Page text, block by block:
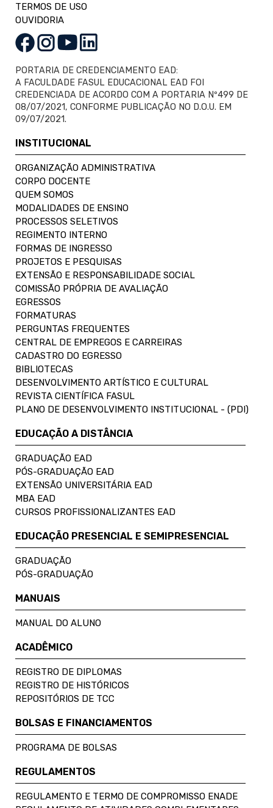
TERMOS DE USO
OUVIDORIA
PORTARIA DE CREDENCIAMENTO EAD:
A FACULDADE FASUL EDUCACIONAL EAD FOI
CREDENCIADA DE ACORDO COM A PORTARIA Nº499 DE
08/07/2021, CONFORME PUBLICAÇÃO NO D.O.U. EM
09/07/2021.
INSTITUCIONAL
ORGANIZAÇÃO ADMINISTRATIVA
CORPO DOCENTE
QUEM SOMOS
MODALIDADES DE ENSINO
PROCESSOS SELETIVOS
REGIMENTO INTERNO
FORMAS DE INGRESSO
PROJETOS E PESQUISAS
EXTENSÃO E RESPONSABILIDADE SOCIAL
COMISSÃO PRÓPRIA DE AVALIAÇÃO
EGRESSOS
FORMATURAS
PERGUNTAS FREQUENTES
CENTRAL DE EMPREGOS E CARREIRAS
CADASTRO DO EGRESSO
BIBLIOTECAS
DESENVOLVIMENTO ARTÍSTICO E CULTURAL
REVISTA CIENTÍFICA FASUL
PLANO DE DESENVOLVIMENTO INSTITUCIONAL - (PDI)
EDUCAÇÃO A DISTÂNCIA
GRADUAÇÃO EAD
PÓS-GRADUAÇÃO EAD
EXTENSÃO UNIVERSITÁRIA EAD
MBA EAD
CURSOS PROFISSIONALIZANTES EAD
EDUCAÇÃO PRESENCIAL E SEMIPRESENCIAL
GRADUAÇÃO
PÓS-GRADUAÇÃO
MANUAIS
MANUAL DO ALUNO
ACADÊMICO
REGISTRO DE DIPLOMAS
REGISTRO DE HISTÓRICOS
REPOSITÓRIOS DE TCC
BOLSAS E FINANCIAMENTOS
PROGRAMA DE BOLSAS
REGULAMENTOS
REGULAMENTO E TERMO DE COMPROMISSO ENADE